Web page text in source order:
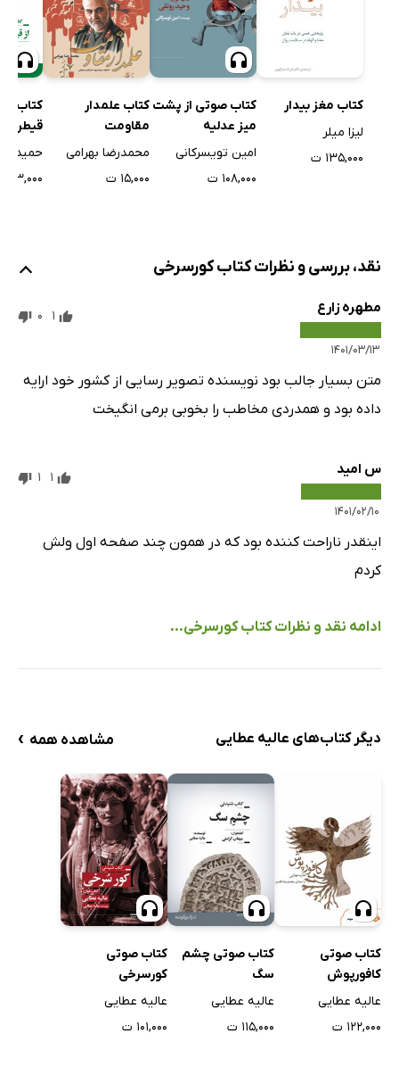
کتاب مغز بیدار
لیزا میلر
۱۳۵,۰۰۰ ت
کتاب صوتی از پشت
میز عدلیه
امین تویسرکانی
۱۰۸,۰۰۰ ت
کتاب علمدار
مقاومت
محمدرضا بهرامی
۱۵,۰۰۰ ت
کتاب
قیطریه
کانتی
۲۵۳,۰۰۰ ت
نقد، بررسی و نظرات کتاب کورسرخی
مطهره زارع
۱۴۰۱/۰۳/۱۳
1
0
متن بسیار جالب بود نویسنده تصویر رسایی از کشور خود ارایه
داده بود و همدردی مخاطب را بخوبی برمی انگیخت
س امید
۱۴۰۱/۰۲/۱۰
1
1
اینقدر ناراحت کننده بود که در همون چند صفحه اول ولش
کردم
ادامه نقد و نظرات کتاب کورسرخی...
دیگر کتاب‌های عالیه عطایی مشاهده همه ›
کتاب صوتی
کافورپوش
عالیه عطایی
۱۲۲,۰۰۰ ت
کتاب صوتی چشم
سگ
عالیه عطایی
۱۱۵,۰۰۰ ت
کتاب صوتی
کورسرخی
عالیه عطایی
۱۰۱,۰۰۰ ت